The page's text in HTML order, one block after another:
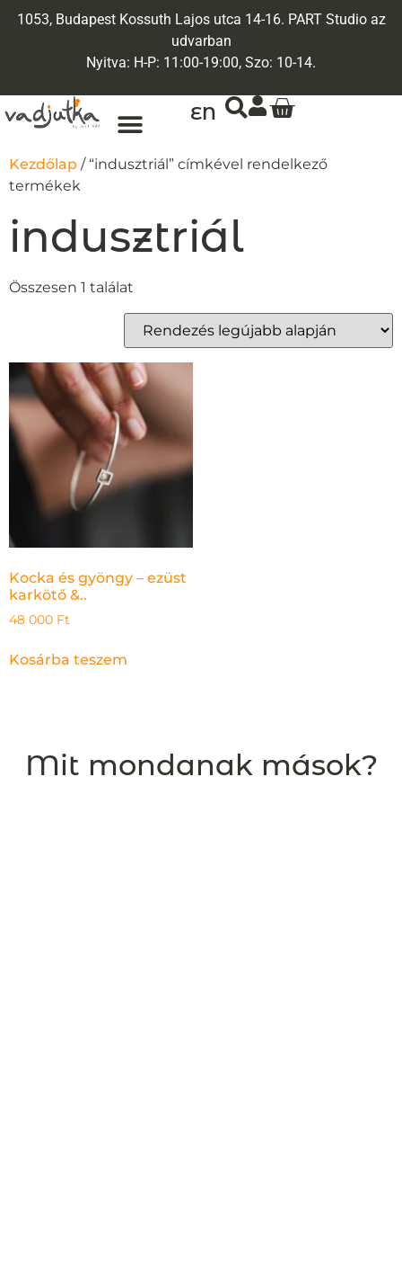
1053, Budapest Kossuth Lajos utca 14-16. PART Studio az
udvarban
Nyitva: H-P: 11:00-19:00, Szo: 10-14.
EN
Kezdőlap / “indusztriál” címkével rendelkező
termékek
indusztriál
Összesen 1 találat
Kocka és gyöngy – ezüst
karkötő &..
48 000 Ft
Kosárba teszem
Mit mondanak mások?